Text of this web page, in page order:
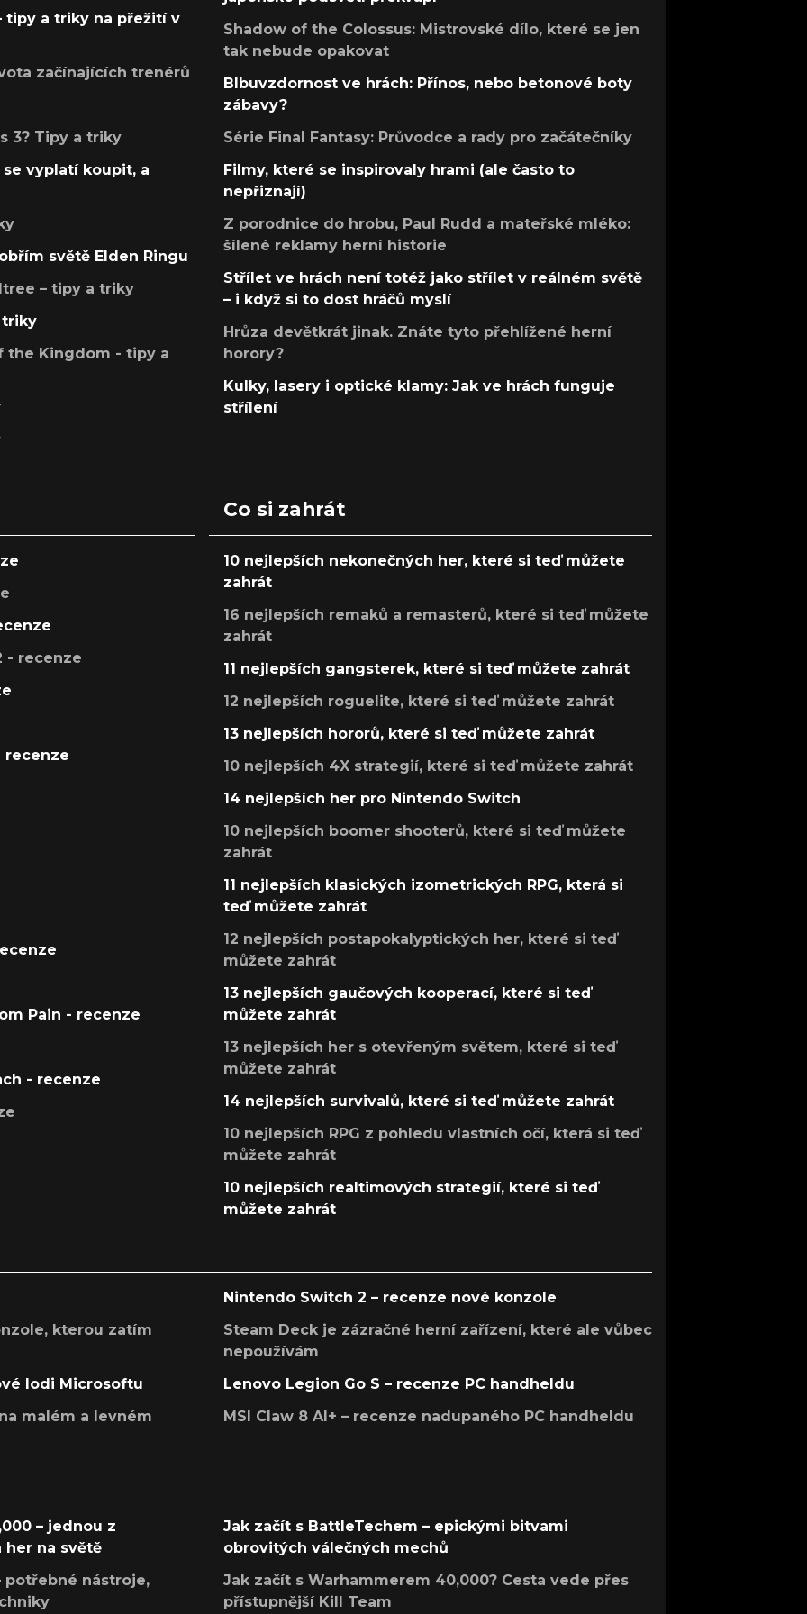
tipy a triky na přežití v
začínajících trenérů
3? Tipy a triky
se vyplatí koupit, a
světě Elden Ringu
– tipy a triky
triky
the Kingdom - tipy a
Shadow of the Colossus: Mistrovské dílo, které se jen
tak nebude opakovat
Blbuvzdornost ve hrách: Přínos, nebo betonové boty
zábavy?
Série Final Fantasy: Průvodce a rady pro začátečníky
Filmy, které se inspirovaly hrami (ale často to
nepřiznají)
Z porodnice do hrobu, Paul Rudd a mateřské mléko:
šílené reklamy herní historie
Střílet ve hrách není totéž jako střílet v reálném světě
– i když si to dost hráčů myslí
Hrůza devětkrát jinak. Znáte tyto přehlížené herní
horory?
Kulky, lasery i optické klamy: Jak ve hrách funguje
střílení
- recenze
recenze
Pain - recenze
- recenze
Co si zahrát
10 nejlepších nekonečných her, které si teď můžete
zahrát
16 nejlepších remaků a remasterů, které si teď můžete
zahrát
11 nejlepších gangsterek, které si teď můžete zahrát
12 nejlepších roguelite, které si teď můžete zahrát
13 nejlepších hororů, které si teď můžete zahrát
10 nejlepších 4X strategií, které si teď můžete zahrát
14 nejlepších her pro Nintendo Switch
10 nejlepších boomer shooterů, které si teď můžete
zahrát
11 nejlepších klasických izometrických RPG, která si
teď můžete zahrát
12 nejlepších postapokalyptických her, které si teď
můžete zahrát
13 nejlepších gaučových kooperací, které si teď
můžete zahrát
13 nejlepších her s otevřeným světem, které si teď
můžete zahrát
14 nejlepších survivalů, které si teď můžete zahrát
10 nejlepších RPG z pohledu vlastních očí, která si teď
můžete zahrát
10 nejlepších realtimových strategií, které si teď
můžete zahrát
kterou zatím
lodi Microsoftu
malém a levném
Nintendo Switch 2 – recenze nové konzole
Steam Deck je zázračné herní zařízení, které ale vůbec
nepoužívám
Lenovo Legion Go S – recenze PC handheldu
MSI Claw 8 AI+ – recenze nadupaného PC handheldu
– jednou z
na světě
potřebné nástroje,
Jak začít s BattleTechem – epickými bitvami
obrovitých válečných mechů
Jak začít s Warhammerem 40,000? Cesta vede přes
přístupnější Kill Team